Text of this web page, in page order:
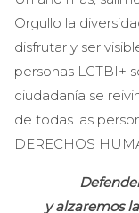
Orgullo la
disfrutar y ser
personas LGTBI+
ciudadanía se
de todas las
DERECHOS
y alzaremos